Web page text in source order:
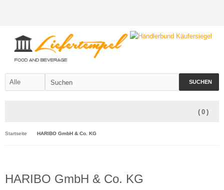
SUCHEN
( 0 )
Startseite HARIBO GmbH & Co. KG
HARIBO GmbH & Co. KG